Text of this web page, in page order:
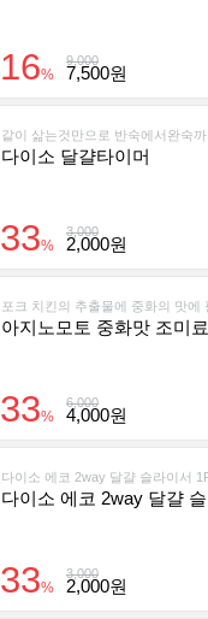
9,000
16% 7,500원
다이소 달걀타이머
3,000
33% 2,000원
아지노모토 중화맛 조미
6,000
33% 4,000원
다이소 에코 2way 달걀 슬라이서
다이소 에코 2way 달걀
3,000
33% 2,000원